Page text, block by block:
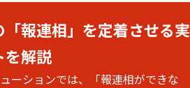
報連相」を定着させる実
を解説
ーションでは、「報連相ができな